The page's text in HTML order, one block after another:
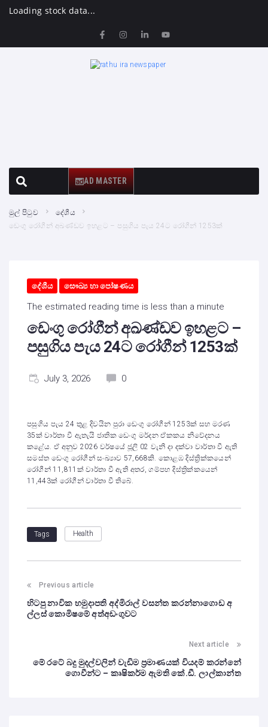
Loading stock data...
AD MASTER
මුල් පිටුව
දේශීය
ඩෙංගු රෝගීන් අඛණ්ඩව ඉහළට – පසුගිය පැය 24ට රෝගීන් 1253ක්
දේශීය සෞඛ්‍ය හා පෝෂණය
The estimated reading time is less than a minute
ඩෙංගු රෝගීන් අඛණ්ඩව ඉහළට –
පසුගිය පැය 24ට රෝගීන් 1253ක්
July 3, 2026 0
පසුගිය පැය 24 තුළ දිවයින පුරා ඩෙංගු රෝගීන් 1253ක් සහ මරණ
35ක් වාර්තා වී ඇතැයි ජාතික ඩෙංගු මර්දන ඒකකය නිවේදනය
කළේය. ඒ අනුව 2026 වර්ෂයේ ජූලි 02 වැනි දා දක්වා වාර්තා වී ඇති
සමස්ත ඩෙංගු රෝගීන් සංඛ්‍යාව 57,668කි. කොළඹ දිස්ත්‍රික්කයෙන්
රෝගීන් 11,811ක් වාර්තා වී ඇති අතර, ගම්පහ දිස්ත්‍රික්කයෙන්
11,443ක් රෝගීන් වාර්තා වී තිබේ.
Tags Health
Previous article
හිටපු නාවික හමුදාපති අද්මිරාල් වසන්ත කරන්නාගොඩ අ
ල්ලස් කොමිෂමේ අත්අඩංගුවට
Next article
මේ රටේ බදු මුදල්වලින් වැඩිම ප්‍රමාණයක් වියදම් කරන්නේ
ගොවීන්ට – කෘෂිකර්ම ඇමති කේ.ඩී. ලාල්කාන්ත